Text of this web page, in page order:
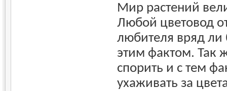
Мир растений
Любой цветовод
любителя вряд ли
этим фактом. Так
спорить и с тем
ухаживать за